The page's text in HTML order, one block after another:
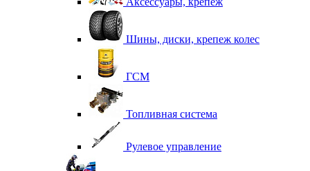
Шины, диски, крепеж колес
ГСМ
Топливная система
Рулевое управление